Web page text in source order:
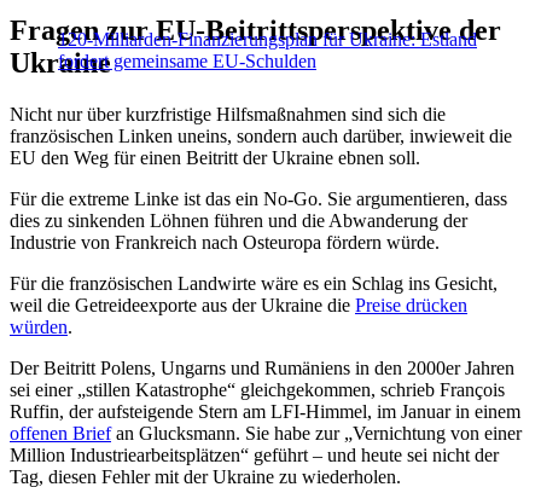
120-Milliarden-Finanzierungsplan für Ukraine: Estland
fordert gemeinsame EU-Schulden
Fragen zur EU-Beitrittsperspektive der
Ukraine
Nicht nur über kurzfristige Hilfsmaßnahmen sind sich die
französischen Linken uneins, sondern auch darüber, inwieweit die
EU den Weg für einen Beitritt der Ukraine ebnen soll.
Für die extreme Linke ist das ein No-Go. Sie argumentieren, dass
dies zu sinkenden Löhnen führen und die Abwanderung der
Industrie von Frankreich nach Osteuropa fördern würde.
Für die französischen Landwirte wäre es ein Schlag ins Gesicht,
weil die Getreideexporte aus der Ukraine die Preise drücken
würden.
Der Beitritt Polens, Ungarns und Rumäniens in den 2000er Jahren
sei einer „stillen Katastrophe“ gleichgekommen, schrieb François
Ruffin, der aufsteigende Stern am LFI-Himmel, im Januar in einem
offenen Briefan Glucksmann. Sie habe zur „Vernichtung von einer
Million Industriearbeitsplätzen“ geführt – und heute sei nicht der
Tag, diesen Fehler mit der Ukraine zu wiederholen.